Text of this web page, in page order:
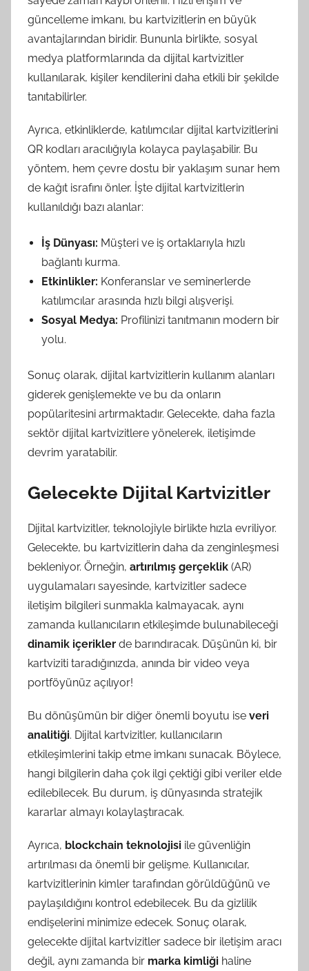
güncelleme imkanı, bu kartvizitlerin en büyük
avantajlarından biridir. Bununla birlikte, sosyal
medya platformlarında da dijital kartvizitler
kullanılarak, kişiler kendilerini daha etkili bir şekilde
tanıtabilirler.
Ayrıca, etkinliklerde, katılımcılar dijital kartvizitlerini
QR kodları aracılığıyla kolayca paylaşabilir. Bu
yöntem, hem çevre dostu bir yaklaşım sunar hem
de kağıt israfını önler. İşte dijital kartvizitlerin
kullanıldığı bazı alanlar:
İş Dünyası: Müşteri ve iş ortaklarıyla hızlı
bağlantı kurma.
Etkinlikler: Konferanslar ve seminerlerde
katılımcılar arasında hızlı bilgi alışverişi.
Sosyal Medya: Profilinizi tanıtmanın modern bir
yolu.
Sonuç olarak, dijital kartvizitlerin kullanım alanları
giderek genişlemekte ve bu da onların
popülaritesini artırmaktadır. Gelecekte, daha fazla
sektör dijital kartvizitlere yönelerek, iletişimde
devrim yaratabilir.
Gelecekte Dijital Kartvizitler
Dijital kartvizitler, teknolojiyle birlikte hızla evriliyor.
Gelecekte, bu kartvizitlerin daha da zenginleşmesi
bekleniyor. Örneğin, artırılmış gerçeklik (AR)
uygulamaları sayesinde, kartvizitler sadece
iletişim bilgileri sunmakla kalmayacak, aynı
zamanda kullanıcıların etkileşimde bulunabileceği
dinamik içerikler de barındıracak. Düşünün ki, bir
kartviziti taradığınızda, anında bir video veya
portföyünüz açılıyor!
Bu dönüşümün bir diğer önemli boyutu ise veri
analitiği. Dijital kartvizitler, kullanıcıların
etkileşimlerini takip etme imkanı sunacak. Böylece,
hangi bilgilerin daha çok ilgi çektiği gibi veriler elde
edilebilecek. Bu durum, iş dünyasında stratejik
kararlar almayı kolaylaştıracak.
Ayrıca, blockchain teknolojisi ile güvenliğin
artırılması da önemli bir gelişme. Kullanıcılar,
kartvizitlerinin kimler tarafından görüldüğünü ve
paylaşıldığını kontrol edebilecek. Bu da gizlilik
endişelerini minimize edecek. Sonuç olarak,
gelecekte dijital kartvizitler sadece bir iletişim aracı
değil, aynı zamanda bir marka kimliği haline